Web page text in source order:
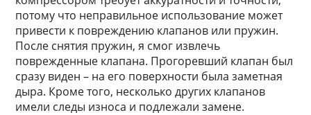
потому что неправильное использование может
привести к повреждению клапанов или пружин.
После снятия пружин, я смог извлечь
поврежденные клапана. Прогоревший клапан был
сразу виден – на его поверхности была заметная
дыра. Кроме того, несколько других клапанов
имели следы износа и подлежали замене.